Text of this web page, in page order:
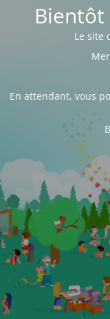
Bientôt
Le site
En attendant, vous